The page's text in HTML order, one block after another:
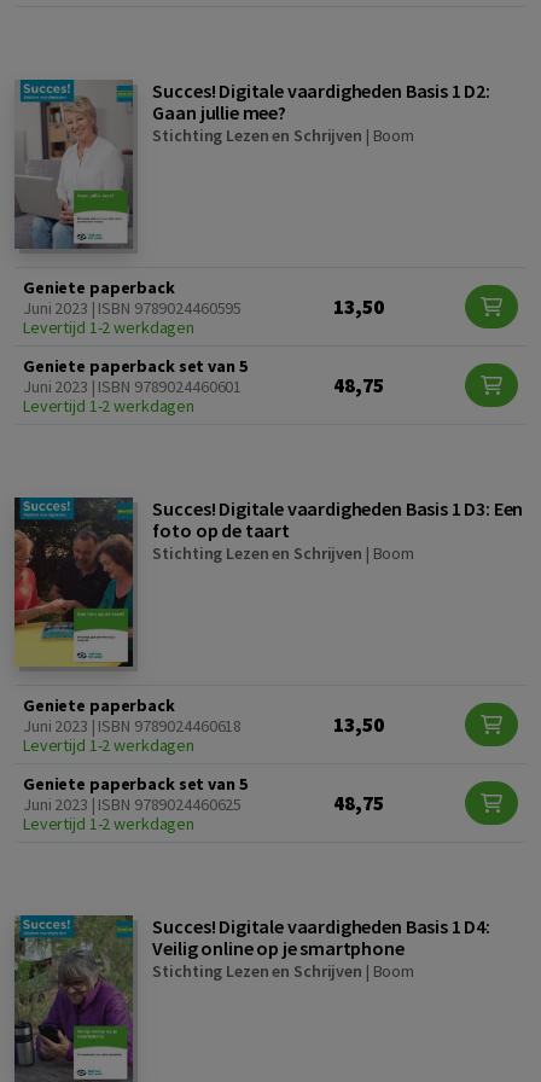
Succes! Digitale vaardigheden Basis 1 D2:
Gaan jullie mee?
Stichting Lezen en Schrijven | Boom
Geniete paperback
Juni 2023 | ISBN 9789024460595
Levertijd 1-2 werkdagen
13,50
Geniete paperback set van 5
Juni 2023 | ISBN 9789024460601
Levertijd 1-2 werkdagen
48,75
Succes! Digitale vaardigheden Basis 1 D3: Een
foto op de taart
Stichting Lezen en Schrijven | Boom
Geniete paperback
Juni 2023 | ISBN 9789024460618
Levertijd 1-2 werkdagen
13,50
Geniete paperback set van 5
Juni 2023 | ISBN 9789024460625
Levertijd 1-2 werkdagen
48,75
Succes! Digitale vaardigheden Basis 1 D4:
Veilig online op je smartphone
Stichting Lezen en Schrijven | Boom